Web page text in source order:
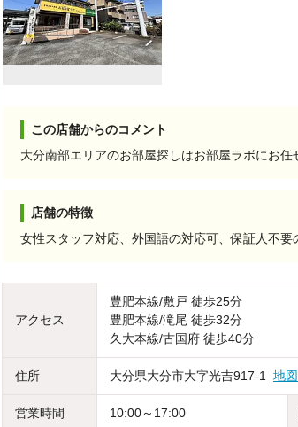
この店舗からのコメント
大分南部エリアのお部屋探しはお部屋ラボにお任
店舗の特徴
女性スタッフ対応、外国語の対応可、保証人不
アクセス
豊肥本線/敷戸 徒歩25分
豊肥本線/滝尾 徒歩32分
久大本線/古国府 徒歩40分
住所 大分県大分市大字光吉917-1 地
営業時間 10:00～17:00